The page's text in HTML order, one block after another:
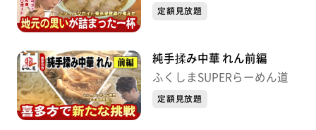
定額見放題
純手揉み中華 れん前編
ふくしまSUPERらーめん道
定額見放題